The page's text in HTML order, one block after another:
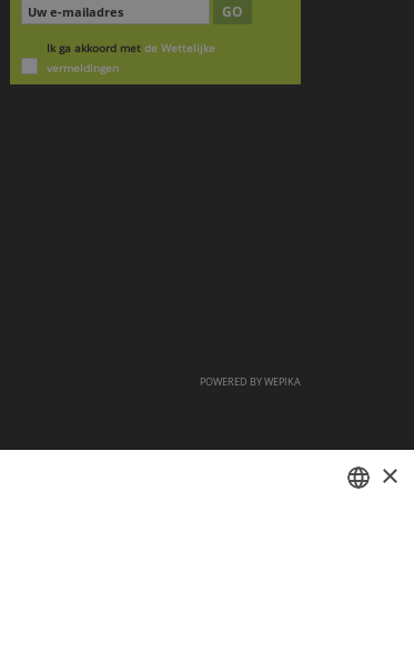
GO
Ik ga akkoord met de Wettelijke
vermeldingen
POWERED BYWEPIKA
×